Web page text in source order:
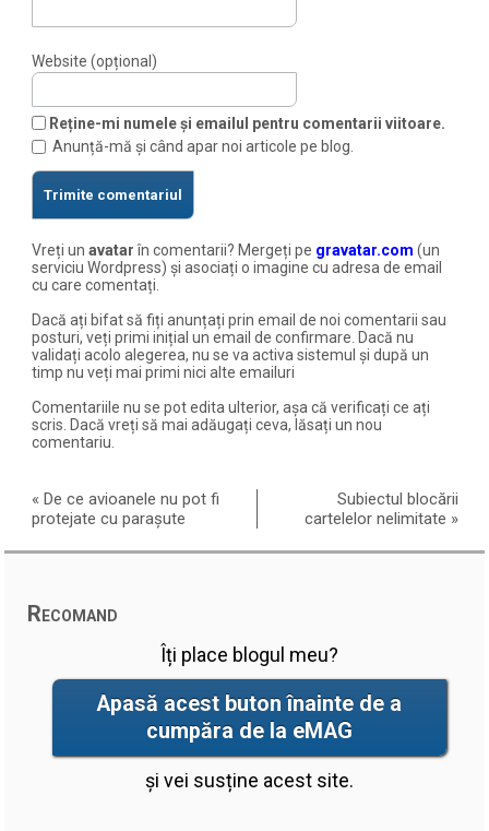
Website (opțional)
Reține-mi numele și emailul pentru comentarii viitoare.
Anunță-mă și când apar noi articole pe blog.
Vreți unavatarîn comentarii? Mergeți pe gravatar.com (un
serviciu Wordpress) și asociați o imagine cu adresa de email
cu care comentați.
Dacă ați bifat să fiți anunțați prin email de noi comentarii sau
posturi, veți primi inițial un email de confirmare. Dacă nu
validați acolo alegerea, nu se va activa sistemul și după un
timp nu veți mai primi nici alte emailuri
Comentariile nu se pot edita ulterior, așa că verificați ce ați
scris. Dacă vreți să mai adăugați ceva, lăsați un nou
comentariu.
«De ce avioanele nu pot fi
protejate cu parașute
Subiectul blocării
cartelelor nelimitate »
Recomand
Îți place blogul meu?
Apasă acest buton înainte de a
cumpăra de la eMAG
și vei susține acest site.